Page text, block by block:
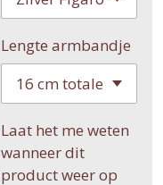
Lengte armbandje
Laat het me weten
wanneer dit
product weer op